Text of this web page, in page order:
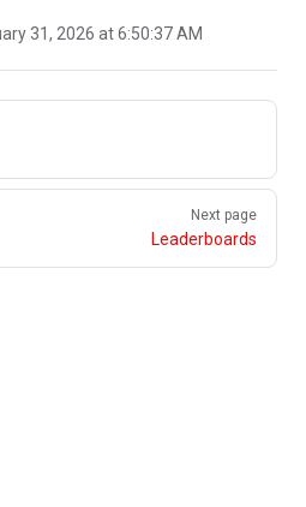
31, 2026 at 6:50:37 AM
Next page
Leaderboards